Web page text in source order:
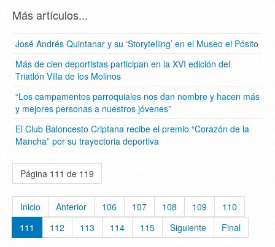
Más artículos...
José Andrés Quintanar y su ‘Storytelling’ en el Museo el Pósito
Más de cien deportistas participan en la XVI edición del
Triatlón Villa de los Molinos
“Los campamentos parroquiales nos dan nombre y hacen más
y mejores personas a nuestros jóvenes”
El Club Baloncesto Criptana recibe el premio “Corazón de la
Mancha” por su trayectoria deportiva
Página 111 de 119
Inicio Anterior 106 107 108 109
110
111
112 113 114 115 Siguiente Final